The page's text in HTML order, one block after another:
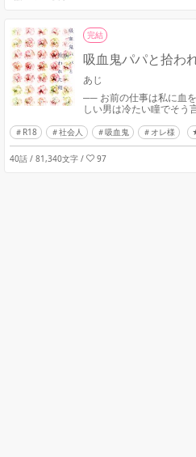
完結
吸血鬼パパと拾わ
あじ
── お前の仕事は私に血
しい男は冷たい瞳でそう
R18 社会人 吸血鬼 オレ様
40話 / 81,340文字 / 97